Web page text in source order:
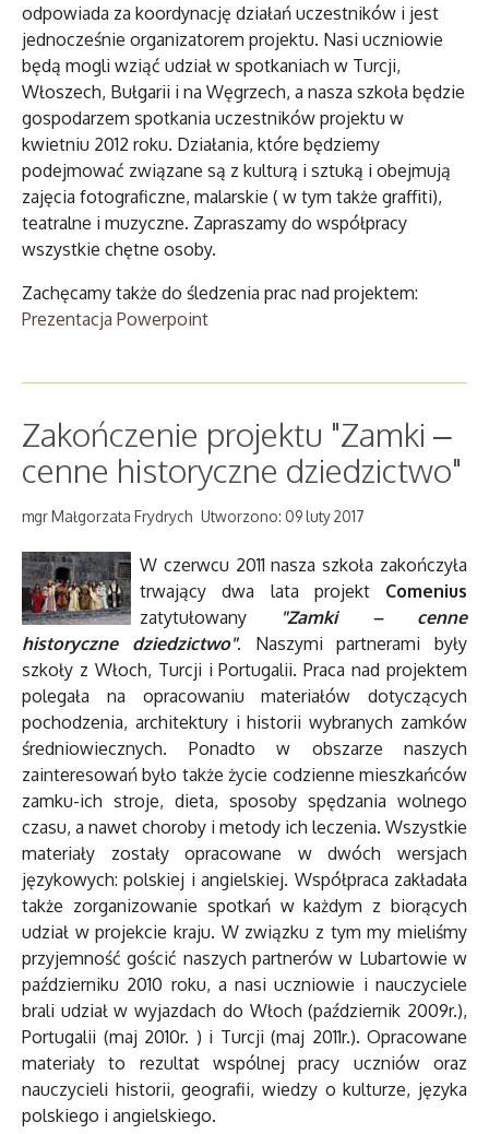
odpowiada za koordynację działań uczestników i jest
jednocześnie organizatorem projektu. Nasi uczniowie
będą mogli wziąć udział w spotkaniach w Turcji,
Włoszech, Bułgarii i na Węgrzech, a nasza szkoła będzie
gospodarzem spotkania uczestników projektu w
kwietniu 2012 roku. Działania, które będziemy
podejmować związane są z kulturą i sztuką i obejmują
zajęcia fotograficzne, malarskie ( w tym także graffiti),
teatralne i muzyczne. Zapraszamy do współpracy
wszystkie chętne osoby.
Zachęcamy także do śledzenia prac nad projektem:
Prezentacja Powerpoint
Zakończenie projektu "Zamki –
cenne historyczne dziedzictwo"
mgr Małgorzata Frydrych Utworzono: 09 luty 2017
W czerwcu 2011 nasza szkoła zakończyła
trwający dwa lata projekt Comenius
zatytułowany
"Zamki – cenne
historyczne dziedzictwo". Naszymi partnerami były
szkoły z Włoch, Turcji i Portugalii. Praca nad projektem
polegała na opracowaniu materiałów dotyczących
pochodzenia, architektury i historii wybranych zamków
średniowiecznych. Ponadto w obszarze naszych
zainteresowań było także życie codzienne mieszkańców
zamku-ich stroje, dieta, sposoby spędzania wolnego
czasu, a nawet choroby i metody ich leczenia. Wszystkie
materiały zostały opracowane w dwóch wersjach
językowych: polskiej i angielskiej. Współpraca zakładała
także zorganizowanie spotkań w każdym z biorących
udział w projekcie kraju. W związku z tym my mieliśmy
przyjemność gościć naszych partnerów w Lubartowie w
październiku 2010 roku, a nasi uczniowie i nauczyciele
brali udział w wyjazdach do Włoch (październik 2009r.),
Portugalii (maj 2010r. ) i Turcji (maj 2011r.). Opracowane
materiały to rezultat wspólnej pracy uczniów oraz
nauczycieli historii, geografii, wiedzy o kulturze, języka
polskiego i angielskiego.